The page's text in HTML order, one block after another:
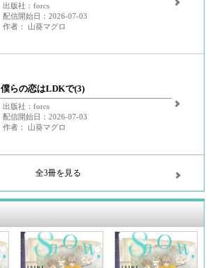
出版社：forcs
配信開始日：2026-07-03
作者： 山葵マグロ
僕らの恋はLDKで(3)
出版社：forcs
配信開始日：2026-07-03
作者： 山葵マグロ
全3冊を見る